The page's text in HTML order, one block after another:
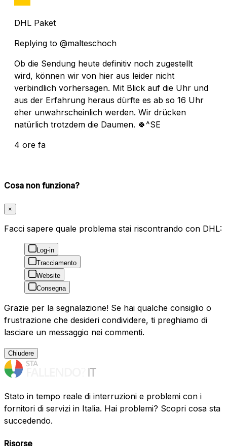
DHL Paket
Replying to @malteschoch
Ob die Sendung heute definitiv noch zugestellt
wird, können wir von hier aus leider nicht
verbindlich vorhersagen. Mit Blick auf die Uhr und
aus der Erfahrung heraus dürfte es ab so 16 Uhr
eher unwahrscheinlich werden. Wir drücken
natürlich trotzdem die Daumen. 🍀^SE
4 ore fa
Cosa non funziona?
×
Facci sapere quale problema stai riscontrando con DHL:
Log-in
Tracciamento
Website
Consegna
Grazie per la segnalazione! Se hai qualche consiglio o
frustrazione che desideri condividere, ti preghiamo di
lasciare un messaggio nei commenti.
Chiudere
Stato in tempo reale di interruzioni e problemi con i
fornitori di servizi in Italia. Hai problemi? Scopri cosa sta
succedendo.
Risorse